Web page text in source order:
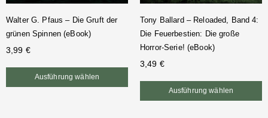
Walter G. Pfaus – Die Gruft der
grünen Spinnen (eBook)
3,99 €
Ausführung wählen
Tony Ballard – Reloaded, Band 4:
Die Feuerbestien: Die große
Horror-Serie! (eBook)
3,49 €
Ausführung wählen